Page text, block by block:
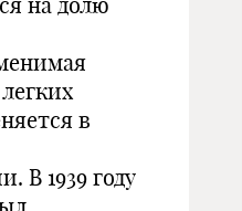
в
В 1939 году